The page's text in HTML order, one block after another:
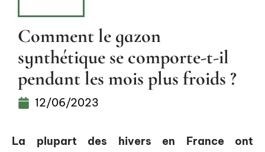
Comment le gazon
synthétique se comporte-t-il
pendant les mois plus froids ?
12/06/2023
La plupart des hivers en France ont